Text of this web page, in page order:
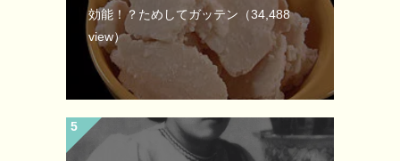
効能！？ためしてガッテン （34,488
view）